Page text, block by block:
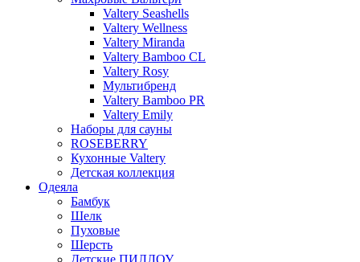
Valtery Seashells
Valtery Wellness
Valtery Miranda
Valtery Bamboo CL
Valtery Rosy
Мультибренд
Valtery Bamboo PR
Valtery Emily
Наборы для сауны
ROSEBERRY
Кухонные Valtery
Детская коллекция
Одеяла
Бамбук
Шелк
Пуховые
Шерсть
Детские ПИЛЛОУ